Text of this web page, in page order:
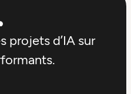
projets d’IA sur